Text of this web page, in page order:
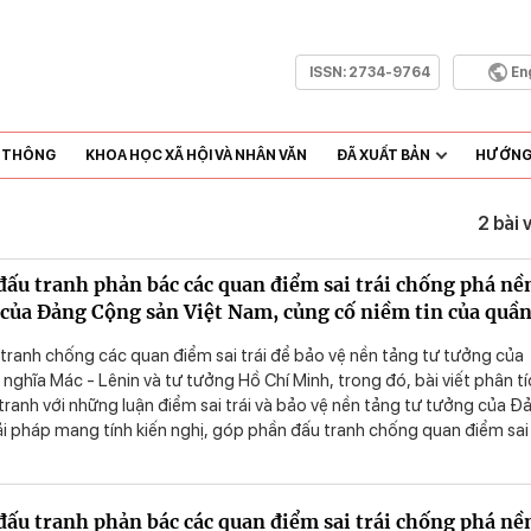
ISSN: 2734-9764
THÔNG KHOA HỌC XÃ HỘI VÀ NHÂN VĂN ĐÃ XUẤT BẢN
2 bài
tranh phản bác các quan điểm sai trái chống phá
Đảng Cộng sản Việt Nam, củng cố niềm tin của
chống các quan điểm sai trái để bảo vệ nền tảng tư tưởng của
Mác - Lênin và tư tưởng Hồ Chí Minh, trong đó, bài viết phân
với những luận điểm sai trái và bảo vệ nền tảng tư tưởng của
pháp mang tính kiến nghị, góp phần đấu tranh chống quan điểm sai
tranh phản bác các quan điểm sai trái chống phá